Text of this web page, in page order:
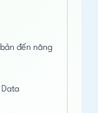
đến nâng
Data